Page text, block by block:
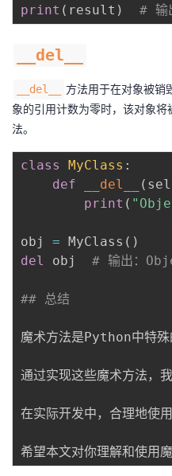
print ( result ) # 输
__del__
__del__
方法用于在对象被销
象的引用计数为零时，该对象将
法。
class MyClass :
def
__del__ (
print (
obj = MyClass ( )
del
obj # 输出：
## 总结
魔术方法是Python中
通过实现这些魔术方法，
在实际开发中，合理地使
希望本文对你理解和使用